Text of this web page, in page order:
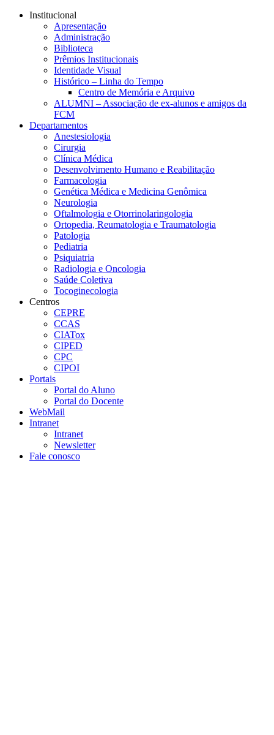
Conteúdo principal
Institucional
Apresentação
Administração
Biblioteca
Prêmios Institucionais
Identidade Visual
Histórico – Linha do Tempo
Centro de Memória e Arquivo
ALUMNI – Associação de ex-alunos e amigos da
FCM
Departamentos
Anestesiologia
Cirurgia
Clínica Médica
Desenvolvimento Humano e Reabilitação
Farmacologia
Genética Médica e Medicina Genômica
Neurologia
Oftalmologia e Otorrinolaringologia
Ortopedia, Reumatologia e Traumatologia
Patologia
Pediatria
Psiquiatria
Radiologia e Oncologia
Saúde Coletiva
Tocoginecologia
Centros
CEPRE
CCAS
CIATox
CIPED
CPC
CIPOI
Portais
Portal do Aluno
Portal do Docente
WebMail
Intranet
Intranet
Newsletter
Fale conosco